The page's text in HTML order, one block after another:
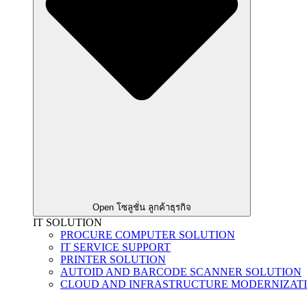
Open โซลูชั่น ลูกค้าธุรกิจ
IT SOLUTION
PROCURE COMPUTER SOLUTION
IT SERVICE SUPPORT
PRINTER SOLUTION
AUTOID AND BARCODE SCANNER SOLUTION
CLOUD AND INFRASTRUCTURE